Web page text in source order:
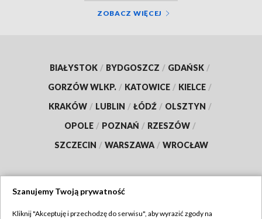
ZOBACZ WIĘCEJ
BIAŁYSTOK / BYDGOSZCZ / GDAŃSK /
GORZÓW WLKP. / KATOWICE / KIELCE /
KRAKÓW / LUBLIN / ŁÓDŹ / OLSZTYN /
OPOLE / POZNAŃ / RZESZÓW /
SZCZECIN / WARSZAWA / WROCŁAW
Szanujemy Twoją prywatność
Kliknij "Akceptuję i przechodzę do serwisu", aby wyrazić zgody na